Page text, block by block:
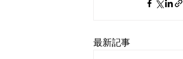
最新記事